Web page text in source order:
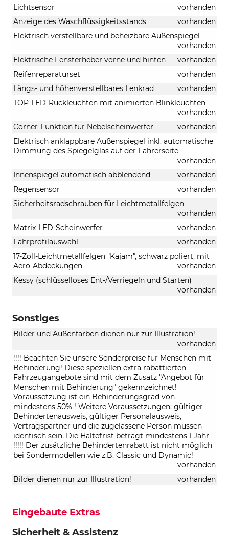
Lichtsensor
vorhanden
Anzeige des Waschflüssigkeitsstands
vorhanden
Elektrisch verstellbare und beheizbare Außenspiegel
vorhanden
Elektrische Fensterheber vorne und hinten
vorhanden
Reifenreparaturset
vorhanden
Längs- und höhenverstellbares Lenkrad
vorhanden
TOP-LED-Rückleuchten mit animierten Blinkleuchten
vorhanden
Corner-Funktion für Nebelscheinwerfer
vorhanden
Elektrisch anklappbare Außenspiegel inkl. automatische
Dimmung des Spiegelglas auf der Fahrerseite
vorhanden
Innenspiegel automatisch abblendend
vorhanden
Regensensor
vorhanden
Sicherheitsradschrauben für Leichtmetallfelgen
vorhanden
Matrix-LED-Scheinwerfer
vorhanden
Fahrprofilauswahl
vorhanden
17-Zoll-Leichtmetallfelgen "Kajam", schwarz poliert, mit
Aero-Abdeckungen
vorhanden
Kessy (schlüsselloses Ent-/Verriegeln und Starten)
vorhanden
Sonstiges
Bilder und Außenfarben dienen nur zur Illustration!
vorhanden
!!!! Beachten Sie unsere Sonderpreise für Menschen mit
Behinderung! Diese speziellen extra rabattierten
Fahrzeugangebote sind mit dem Zusatz "Angebot für
Menschen mit Behinderung" gekennzeichnet!
Voraussetzung ist ein Behinderungsgrad von
mindestens 50% ! Weitere Voraussetzungen: gültiger
Behindertenausweis, gültiger Personalausweis,
Vertragspartner und die zugelassene Person müssen
identisch sein. Die Haltefrist beträgt mindestens 1 Jahr
!!!!! Der zusätzliche Behindertenrabatt ist nicht möglich
bei Sondermodellen wie z.B. Classic und Dynamic!
vorhanden
Bilder dienen nur zur Illustration!
vorhanden
Eingebaute Extras
Sicherheit & Assistenz